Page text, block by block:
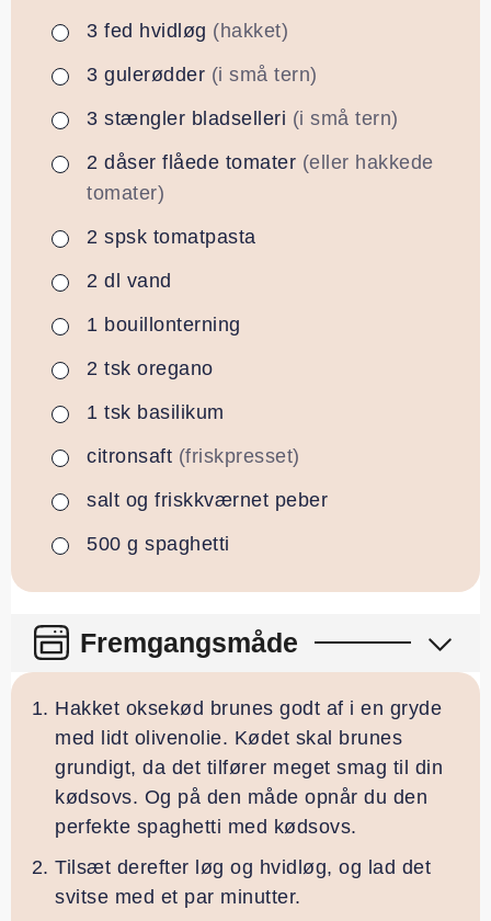
▢
3 fed hvidløg (hakket)
▢
3 gulerødder (i små tern)
▢
3 stængler bladselleri (i små tern)
▢
2 dåser flåede tomater (eller hakkede
tomater)
▢
2 spsk tomatpasta
▢
2 dl vand
▢
1 bouillonterning
▢
2 tsk oregano
▢
1 tsk basilikum
▢
citronsaft (friskpresset)
▢
salt og friskkværnet peber
▢
500 g spaghetti
Fremgangsmåde
Hakket oksekød brunes godt af i en gryde
med lidt olivenolie. Kødet skal brunes
grundigt, da det tilfører meget smag til din
kødsovs. Og på den måde opnår du den
perfekte spaghetti med kødsovs.
Tilsæt derefter løg og hvidløg, og lad det
svitse med et par minutter.